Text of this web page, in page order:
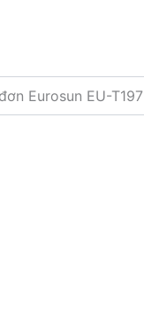
Eurosun EU-T197